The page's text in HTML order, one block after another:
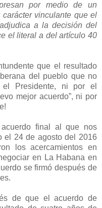
por medio de un
vinculante que el
a la decisión del
el literal a del artículo 40
que el resultado
del pueblo que no
Presidente, ni por el
mejor acuerdo”, ni por
final al que nos
el 24 de agosto del 2016
los acercamientos en
en La Habana en
se firmó después de
de que el acuerdo de